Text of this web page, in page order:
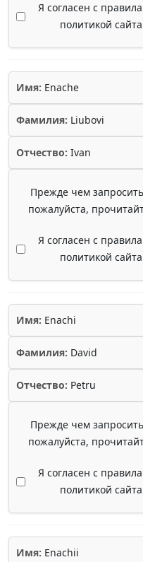
Я согласен с
политикой сайта
Имя: Enache
Фамилия: Liubovi
Отчество: Ivan
Прежде чем
пожалуйста,
Я согласен с
политикой сайта
Имя: Enachi
Фамилия: David
Отчество: Petru
Прежде чем
пожалуйста,
Я согласен с
политикой сайта
Имя: Enachii